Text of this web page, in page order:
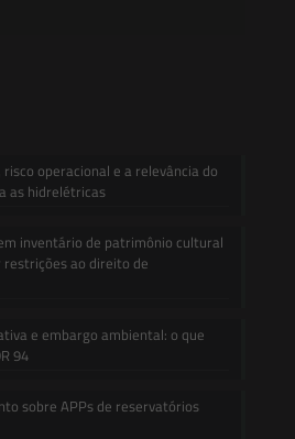
operacional e a relevância do
as hidrelétricas
inventário de patrimônio cultural
ao direito de
e embargo ambiental: o que
94
sobre APPs de reservatórios